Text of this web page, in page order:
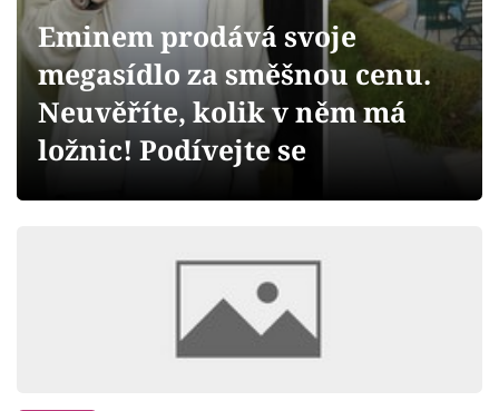
Přihlášení
Sledujte nás
Eminem prodává svoje
megasídlo za směšnou cenu.
Neuvěříte, kolik v něm má
ložnic! Podívejte se